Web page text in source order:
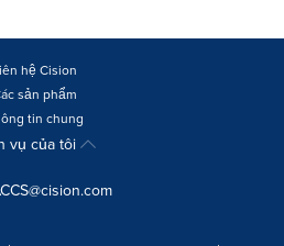
hệ Cision
sản phẩm
tin chung
vụ của tôi